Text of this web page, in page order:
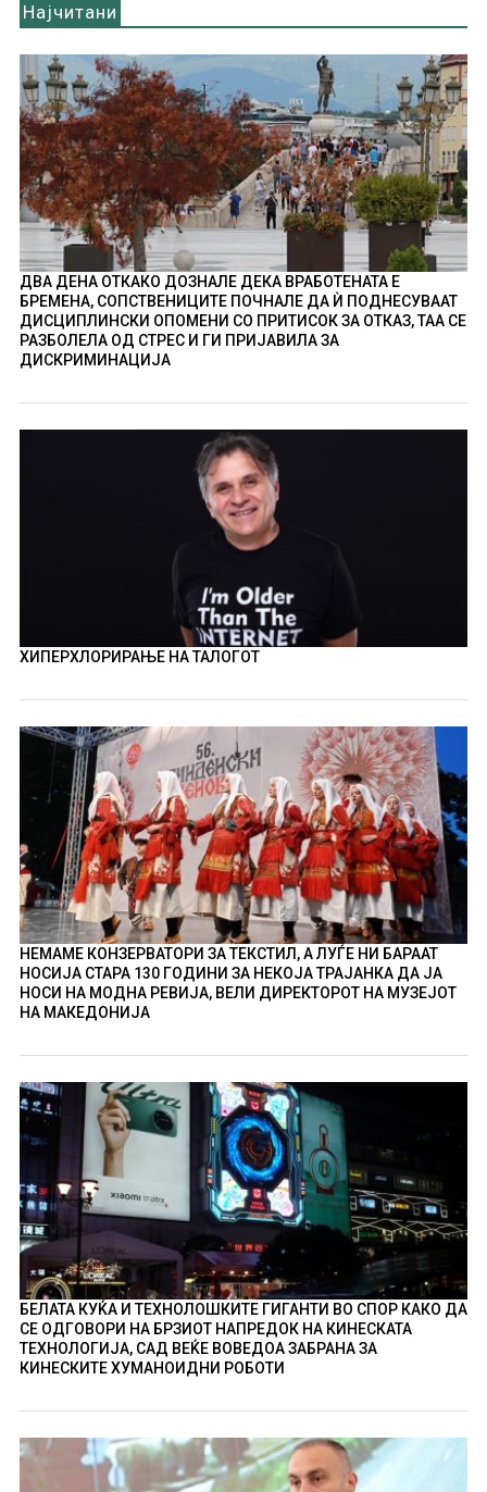
Најчитани
ДВА ДЕНА ОТКАКО ДОЗНАЛЕ ДЕКА ВРАБОТЕНАТА Е
БРЕМЕНА, СОПСТВЕНИЦИТЕ ПОЧНАЛЕ ДА Ѝ ПОДНЕСУВААТ
ДИСЦИПЛИНСКИ ОПОМЕНИ СО ПРИТИСОК ЗА ОТКАЗ, ТАА СЕ
РАЗБОЛЕЛА ОД СТРЕС И ГИ ПРИЈАВИЛА ЗА
ДИСКРИМИНАЦИЈА
ХИПЕРХЛОРИРАЊЕ НА ТАЛОГОТ
НЕМАМЕ КОНЗЕРВАТОРИ ЗА ТЕКСТИЛ, А ЛУЃЕ НИ БАРААТ
НОСИЈА СТАРА 130 ГОДИНИ ЗА НЕКОЈА ТРАЈАНКА ДА ЈА
НОСИ НА МОДНА РЕВИЈА, ВЕЛИ ДИРЕКТОРОТ НА МУЗЕЈОТ
НА МАКЕДОНИЈА
БЕЛАТА КУЌА И ТЕХНОЛОШКИТЕ ГИГАНТИ ВО СПОР КАКО ДА
СЕ ОДГОВОРИ НА БРЗИОТ НАПРЕДОК НА КИНЕСКАТА
ТЕХНОЛОГИЈА, САД ВЕЌЕ ВОВЕДОА ЗАБРАНА ЗА
КИНЕСКИТЕ ХУМАНОИДНИ РОБОТИ